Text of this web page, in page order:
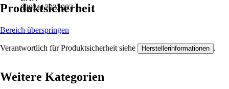
9003117032903
Produktsicherheit
Bereich überspringen
Verantwortlich für Produktsicherheit siehe Herstellerinformationen .
Weitere Kategorien